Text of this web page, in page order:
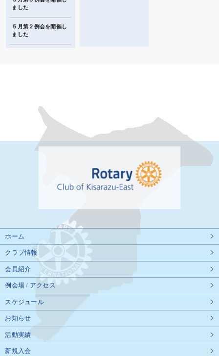
ました
５月第２例会を開催し
ました
ホーム
クラブ情報
会員紹介
例会場 / アクセス
スケジュール
お知らせ
活動実績
新規入会